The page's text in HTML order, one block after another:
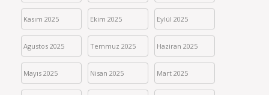
Kasım 2025 Ekim 2025 Eylül 2025
Agustos 2025 Temmuz 2025 Haziran 2025
Mayıs 2025 Nisan 2025 Mart 2025